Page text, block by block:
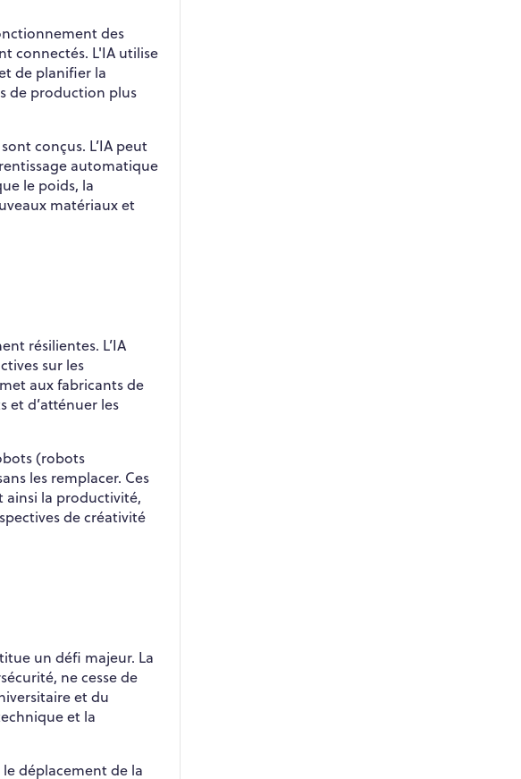
des
connectés. L'IA utilise
de planifier la
de production plus
conçus. L’IA peut
automatique
le poids, la
matériaux et
résilientes. L’IA
sur les
aux fabricants de
et d’atténuer les
(robots
les remplacer. Ces
ainsi la productivité,
de créativité
un défi majeur. La
ne cesse de
et du
et la
déplacement de la